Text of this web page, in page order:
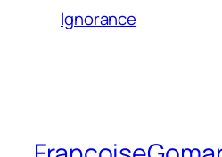
Ignorance